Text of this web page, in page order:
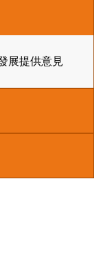
展提供意見